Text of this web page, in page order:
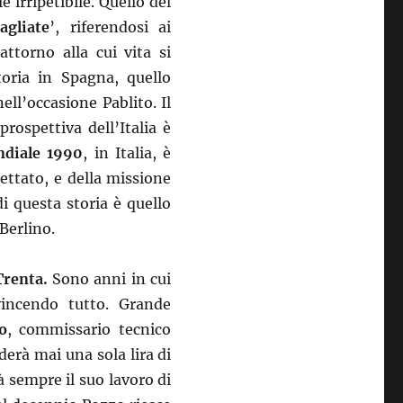
’, riferendosi ai
alla cui vita si
in Spagna, quello
Pablito. Il
dell’Italia è
1990, in Italia, è
e della missione
questa storia è quello
Sono anni in cui
tutto. Grande
, commissario tecnico
mai una sola lira di
il suo lavoro di